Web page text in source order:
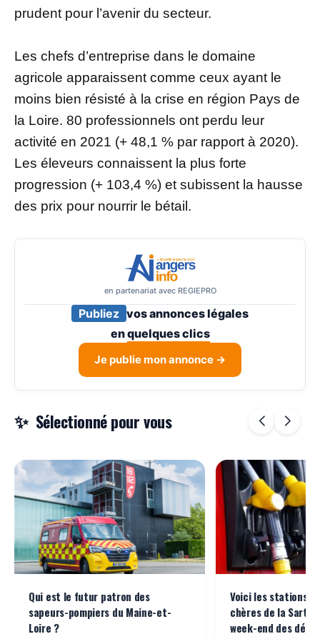
prudent pour l’avenir du secteur.
Les chefs d’entreprise dans le domaine
agricole apparaissent comme ceux ayant le
moins bien résisté à la crise en région Pays de
la Loire. 80 professionnels ont perdu leur
activité en 2021 (+ 48,1 % par rapport à 2020).
Les éleveurs connaissent la plus forte
progression (+ 103,4 %) et subissent la hausse
des prix pour nourrir le bétail.
en partenariat avec REGIEPRO
Publiez vos annonces légales
enquelques clics
Je publie mon annonce →
Sélectionné pour vous
Qui est le futur patron des
sapeurs-pompiers du Maine-et-
Loire ?
Voici les stations-
chères de la
week-end des